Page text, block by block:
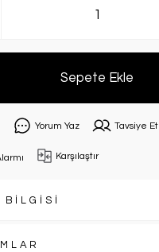
Sepete Ekle
Yorum Yaz Tavsiye Et
Karşılaştır
BİLGİSİ